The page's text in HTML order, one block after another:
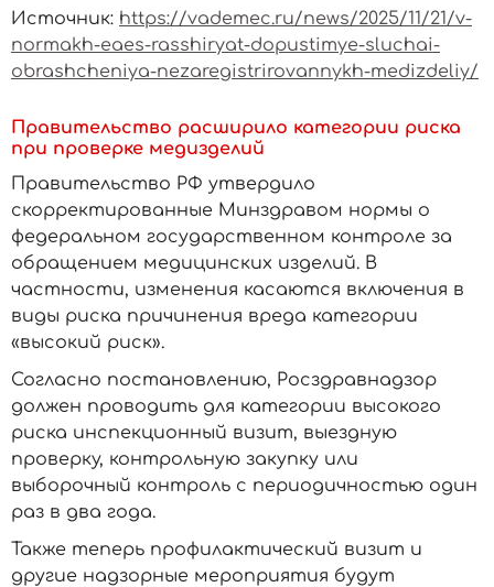
Источник: https://vademec.ru/news/2025/11/21/v-
normakh-eaes-rasshiryat-dopustimye-sluchai-
obrashcheniya-nezaregistrirovannykh-medizdeliy/
Правительство расширило категории риска
при проверке медизделий
Правительство РФ утвердило
скорректированные Минздравом нормы о
федеральном государственном контроле за
обращением медицинских изделий. В
частности, изменения касаются включения в
виды риска причинения вреда категории
«высокий риск».
Согласно постановлению, Росздравнадзор
должен проводить для категории высокого
риска инспекционный визит, выездную
проверку, контрольную закупку или
выборочный контроль с периодичностью один
раз в два года.
Также теперь профилактический визит и
другие надзорные мероприятия будут